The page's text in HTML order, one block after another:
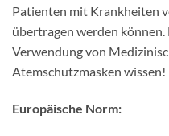
Patienten mit Krankheiten
übertragen werden können.
Verwendung von
Atemschutzmasken wissen!
Europäische Norm: